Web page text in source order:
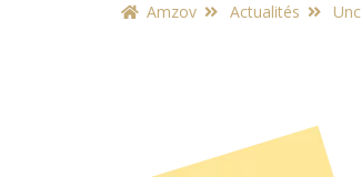
Amzov Actualités